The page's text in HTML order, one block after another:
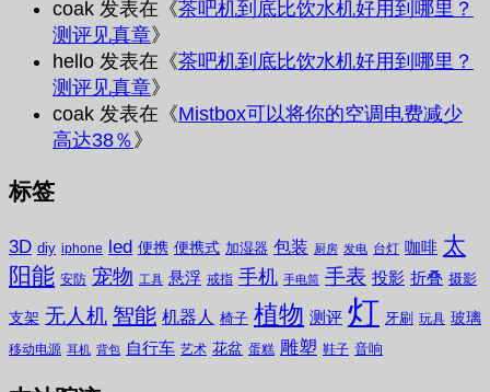
coak 发表在《茶吧机到底比饮水机好用到哪里？
测评见真章》
hello 发表在《茶吧机到底比饮水机好用到哪里？
测评见真章》
coak 发表在《Mistbox可以将你的空调电费减少
高达38％ 》
标签
3D diy iphone led 便携 便携式 加湿器 包装 厨房 发电 台灯 咖啡 太
阳能 安防 宠物 工具 悬浮 戒指 手机 手电筒 手表 投影 折叠 摄影
支架 无人机 智能 机器人 椅子 植物 测评 灯 牙刷 玩具 玻璃
移动电源 耳机 背包 自行车 艺术 花盆 蛋糕 雕塑 鞋子 音响